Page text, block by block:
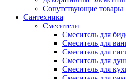
Сопутствующие товары
Сантехника
Смесители
Смеситель для
Смеситель для
Смеситель для
Смеситель для
Смеситель для